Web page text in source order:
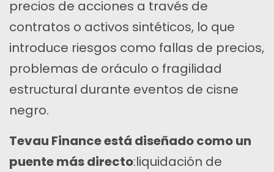
precios de acciones a través de
contratos o activos sintéticos, lo que
introduce riesgos como fallas de precios,
problemas de oráculo o fragilidad
estructural durante eventos de cisne
negro.
Tevau Finance está diseñado como un
puente más directo:liquidación de